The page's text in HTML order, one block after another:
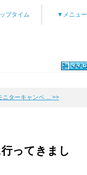
プタイム ▼メニュー
ニターキャンペ ... >>
ってきまし